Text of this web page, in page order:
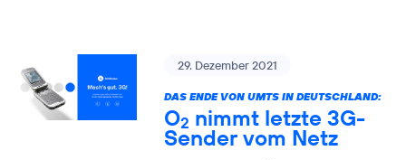
29. Dezember 2021
DAS ENDE VON UMTS IN DEUTSCHLAND:
O2 nimmt letzte 3G-
Sender vom Netz